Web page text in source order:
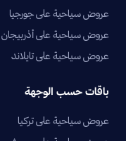
عروض سياحية على جورجيا
عروض سياحية على أذربيجان
عروض سياحية على تايلاند
باقات حسب الوجهة
عروض سياحية على تركيا